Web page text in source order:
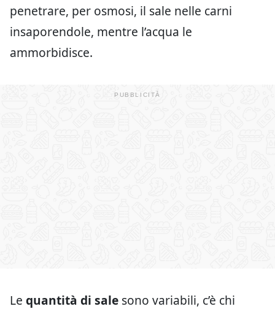
penetrare, per osmosi, il sale nelle carni
insaporendole, mentre l’acqua le
ammorbidisce.
Le quantità di sale sono variabili, c’è chi